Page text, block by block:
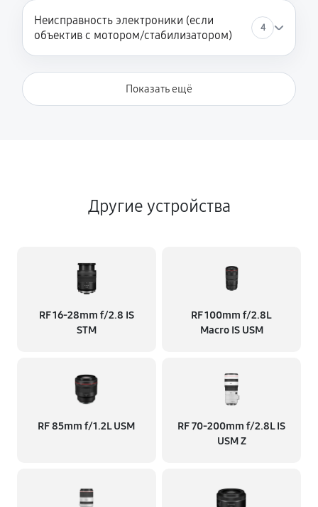
Неисправность электроники (если
объектив с мотором/стабилизатором)
4
Показать ещё
Другие устройства
RF 16‑28mm f/2.8 IS
STM
RF 100mm f/2.8L
Macro IS USM
RF 85mm f/1.2L USM
RF 70‑200mm f/2.8L IS
USM Z